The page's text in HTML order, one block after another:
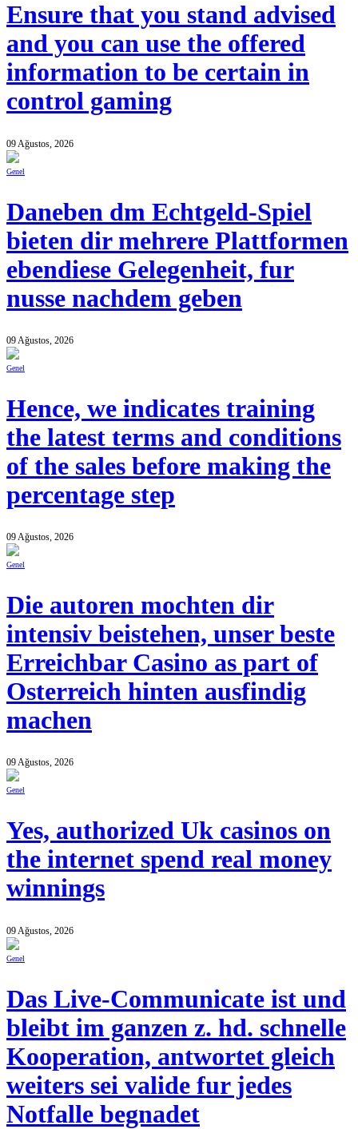
Ensure that you stand advised
and you can use the offered
information to be certain in
control gaming
09 Ağustos, 2026
Genel
Daneben dm Echtgeld-Spiel
bieten dir mehrere Plattformen
ebendiese Gelegenheit, fur
nusse nachdem geben
09 Ağustos, 2026
Genel
Hence, we indicates training
the latest terms and conditions
of the sales before making the
percentage step
09 Ağustos, 2026
Genel
Die autoren mochten dir
intensiv beistehen, unser beste
Erreichbar Casino as part of
Osterreich hinten ausfindig
machen
09 Ağustos, 2026
Genel
Yes, authorized Uk casinos on
the internet spend real money
winnings
09 Ağustos, 2026
Genel
Das Live-Communicate ist und
bleibt im ganzen z. hd. schnelle
Kooperation, antwortet gleich
weiters sei valide fur jedes
Notfalle begnadet